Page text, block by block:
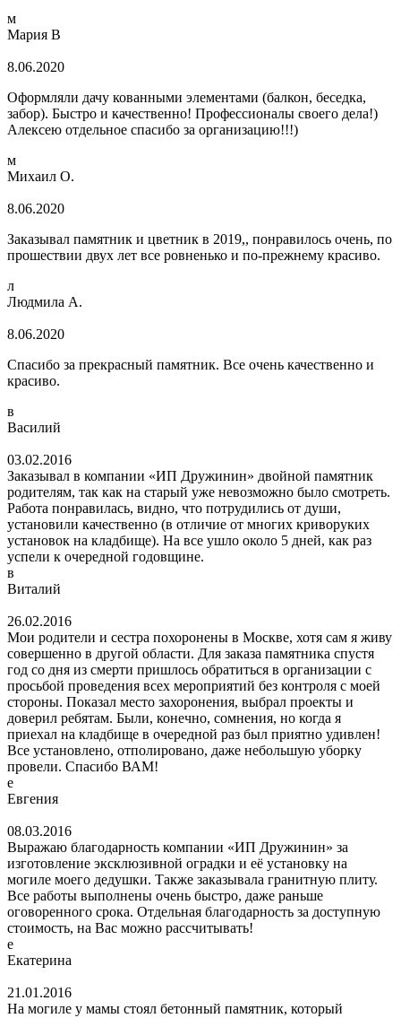
м
Мария В
8.06.2020
Оформляли дачу кованными элементами (балкон, беседка,
забор). Быстро и качественно! Профессионалы своего дела!)
Алексею отдельное спасибо за организацию!!!)
м
Михаил О.
8.06.2020
Заказывал памятник и цветник в 2019,, понравилось очень, по
прошествии двух лет все ровненько и по-прежнему красиво.
л
Людмила А.
8.06.2020
Спасибо за прекрасный памятник. Все очень качественно и
красиво.
в
Василий
03.02.2016
Заказывал в компании «ИП Дружинин» двойной памятник
родителям, так как на старый уже невозможно было смотреть.
Работа понравилась, видно, что потрудились от души,
установили качественно (в отличие от многих криворуких
установок на кладбище). На все ушло около 5 дней, как раз
успели к очередной годовщине.
в
Виталий
26.02.2016
Мои родители и сестра похоронены в Москве, хотя сам я живу
совершенно в другой области. Для заказа памятника спустя
год со дня из смерти пришлось обратиться в организации с
просьбой проведения всех мероприятий без контроля с моей
стороны. Показал место захоронения, выбрал проекты и
доверил ребятам. Были, конечно, сомнения, но когда я
приехал на кладбище в очередной раз был приятно удивлен!
Все установлено, отполировано, даже небольшую уборку
провели. Спасибо ВАМ!
е
Евгения
08.03.2016
Выражаю благодарность компании «ИП Дружинин» за
изготовление эксклюзивной оградки и её установку на
могиле моего дедушки. Также заказывала гранитную плиту.
Все работы выполнены очень быстро, даже раньше
оговоренного срока. Отдельная благодарность за доступную
стоимость, на Вас можно рассчитывать!
е
Екатерина
21.01.2016
На могиле у мамы стоял бетонный памятник, который